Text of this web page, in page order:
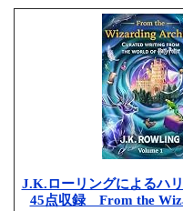
J.K.ローリングによるハ
45点収録 From the